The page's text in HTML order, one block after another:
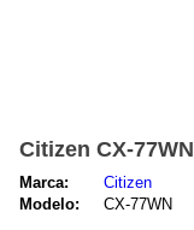
Citizen CX-77WN
Marca:
Citizen
Modelo:
CX-77WN